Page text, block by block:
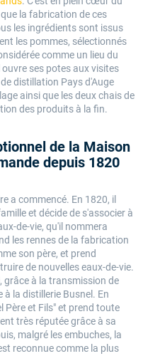
la fabrication de ces
les ingrédients sont issus
les pommes, sélectionnés
comme un lieu du
ses potes aux visites
distillation Pays d'Auge
ainsi que les deux chais de
des produits à la fin.
de la Maison
depuis 1820
a commencé. En 1820, il
et décide de s'associer à
de-vie, qu'il nommera
les rennes de la fabrication
son père, et prend
de nouvelles eaux-de-vie.
grâce à la transmission de
à la distillerie Busnel. En
Père et Fils" et prend toute
très réputée grâce à sa
malgré les embuches, la
reconnue comme la plus